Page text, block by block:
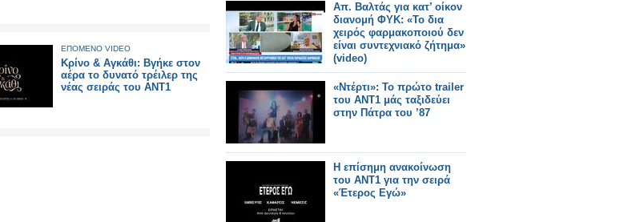
ΕΠΟΜΕΝΟ VIDEO
Κρίνο & Αγκάθι: Βγήκε στον
αέρα το δυνατό τρέιλερ της
νέας σειράς του ΑΝΤ1
Απ. Βαλτάς για κατ’ οίκον
διανομή ΦΥΚ: «To δια
χειρός φαρμακοποιού δεν
είναι συντεχνιακό ζήτημα»
(video)
«Ντέρτι»: Το πρώτο trailer
του ΑΝΤ1 μάς ταξιδεύει
στην Πάτρα του ’87
Η επίσημη ανακοίνωση
του ΑΝΤ1 για την σειρά
«Έτερος Εγώ»